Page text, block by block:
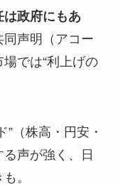
政府にもあ
同声明（アコー
では“利上げの
（株高・円安・
声が強く、日
。